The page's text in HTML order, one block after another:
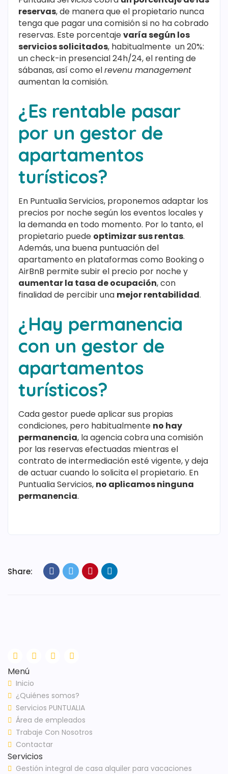
reservas, de manera que el propietario nunca
tenga que pagar una comisión si no ha cobrado
reservas. Este porcentajevaría según los
servicios solicitados, habitualmente un 20%:
un check-in presencial 24h/24, el renting de
sábanas, así como elrevenu management
aumentan la comisión.
¿Es rentable pasar
por un gestor de
apartamentos
turísticos?
En Puntualia Servicios, proponemos adaptar los
precios por noche según los eventos locales y
la demanda en todo momento. Por lo tanto, el
propietario puede optimizar sus rentas.
Además, una buena puntuación del
apartamento en plataformas como Booking o
AirBnB permite subir el precio por noche y
aumentar la tasa de ocupación, con
finalidad de percibir una mejor rentabilidad.
¿Hay permanencia
con un gestor de
apartamentos
turísticos?
Cada gestor puede aplicar sus propias
condiciones, pero habitualmente no hay
permanencia, la agencia cobra una comisión
por las reservas efectuadas mientras el
contrato de intermediación esté vigente, y deja
de actuar cuando lo solicita el propietario. En
Puntualia Servicios, no aplicamos ninguna
permanencia.
Share:
Menú
Inicio
¿Quiénes somos?
Servicios PUNTUALIA
Área de empleados
Trabaje Con Nosotros
Contactar
Servicios
Gestión integral de casa alquiler para vacaciones